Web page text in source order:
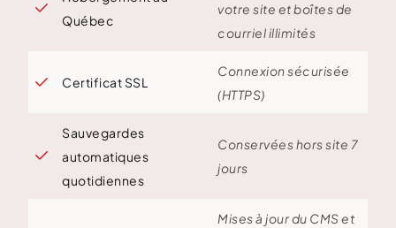

Québec
votre site et boîtes de
courriel illimités
 Certificat SSL
Connexion sécurisée
(HTTPS)

Sauvegardes
automatiques
quotidiennes
Conservées hors site 7
jours
Mises à jour du CMS et